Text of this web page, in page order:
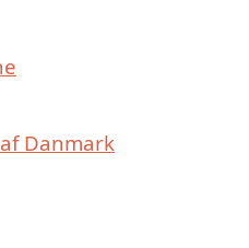
Danmark